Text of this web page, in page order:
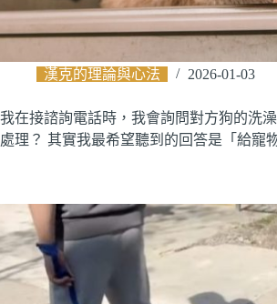
漢克的理論與心法 2026-01-03
我在接諮詢電話時，我會詢問對方狗的洗
處理？ 其實我最希望聽到的回答是「給寵